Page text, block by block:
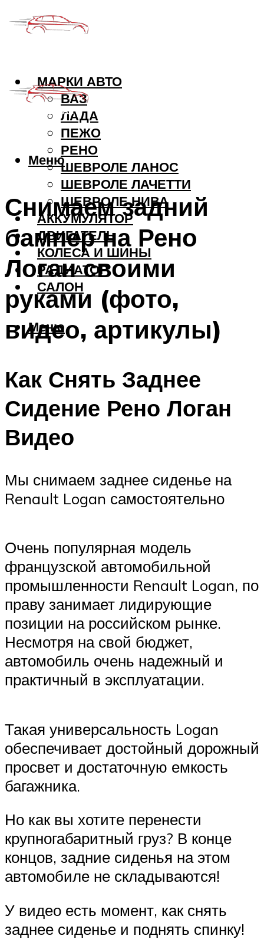
МАРКИ АВТО
ВАЗ
ЛАДА
ПЕЖО
РЕНО
ШЕВРОЛЕ ЛАНОС
ШЕВРОЛЕ ЛАЧЕТТИ
ШЕВРОЛЕ НИВА
АККУМУЛЯТОР
ДВИГАТЕЛЬ
КОЛЕСА И ШИНЫ
РАДИАТОР
САЛОН
Меню
Меню
Снимаем задний
бампер на Рено
Логан своими
руками (фото,
видео, артикулы)
Как Снять Заднее
Сидение Рено Логан
Видео
Мы снимаем заднее сиденье на
Renault Logan самостоятельно
Очень популярная модель
французской автомобильной
промышленности Renault Logan, по
праву занимает лидирующие
позиции на российском рынке.
Несмотря на свой бюджет,
автомобиль очень надежный и
практичный в эксплуатации.
Такая универсальность Logan
обеспечивает достойный дорожный
просвет и достаточную емкость
багажника.
Но как вы хотите перенести
крупногабаритный груз? В конце
концов, задние сиденья на этом
автомобиле не складываются!
У видео есть момент, как снять
заднее сиденье и поднять спинку!